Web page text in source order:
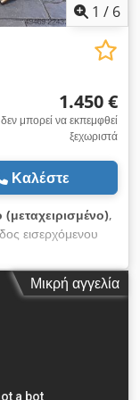
1 / 6
1.450 €
μπορεί να εκπεμφθεί
ξεχωριστά
Καλέστε
,
εισερχόμενου
δέσμης
στο 60% κύκλο
Μικρή αγγελία